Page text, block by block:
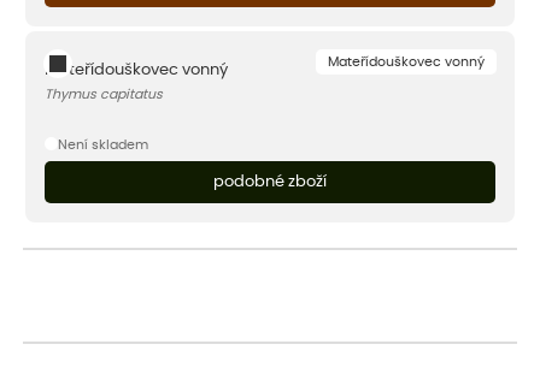
Mateřídouškovec vonný
Mateřídouškovec vonný
Thymus capitatus
Není skladem
podobné zboží